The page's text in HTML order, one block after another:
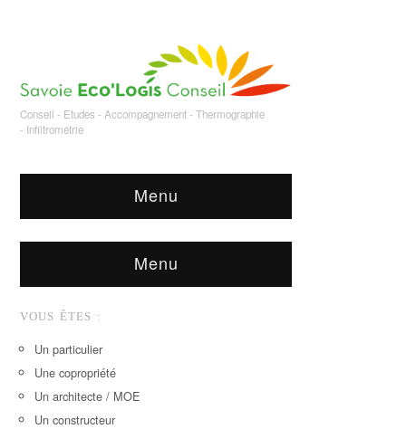
Conseil - Etudes - Accompagnement - Thermographie
- Infiltrométrie
Menu
Menu
VOUS ÊTES :
Un particulier
Une copropriété
Un architecte / MOE
Un constructeur